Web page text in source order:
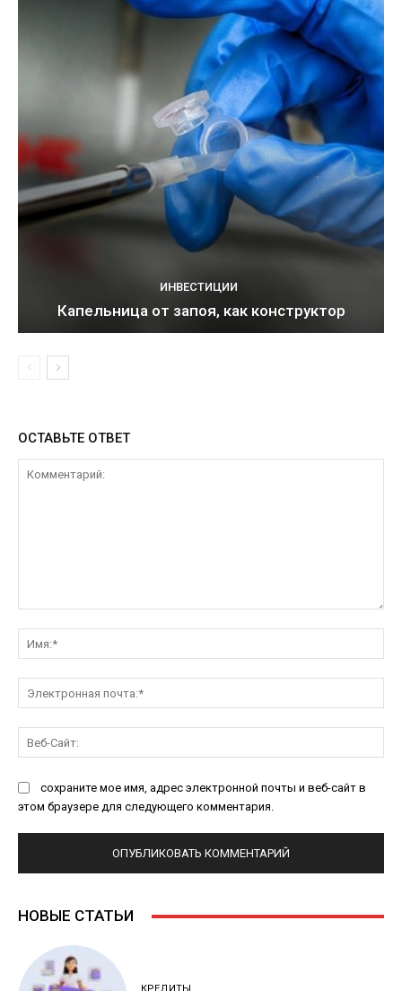
ИНВЕСТИЦИИ
Капельница от запоя, как конструктор
ОСТАВЬТЕ ОТВЕТ
сохраните мое имя, адрес электронной почты и веб-сайт в
этом браузере для следующего комментария.
НОВЫЕ СТАТЬИ
КРЕДИТЫ